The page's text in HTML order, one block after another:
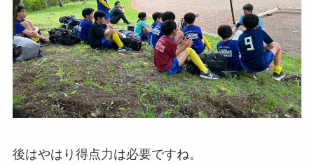
後はやはり得点力は必要ですね。